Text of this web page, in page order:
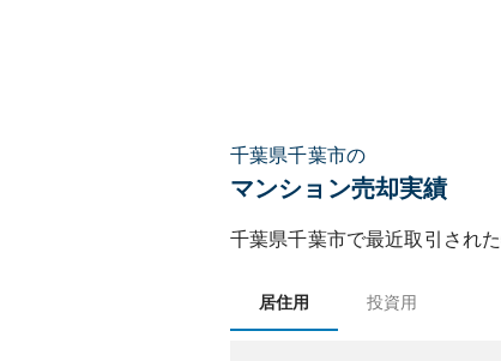
千葉県千葉市の
マンション売却実績
千葉県千葉市で最近取引され
居住用 投資用